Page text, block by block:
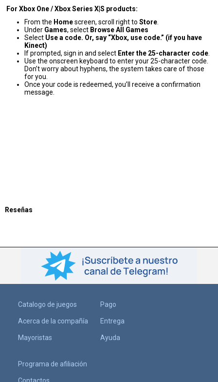
For Xbox One / Xbox Series X|S products:
From the Homescreen, scroll right to Store
Under Games, select Browse All Games
Select Use a code. Or, say “Xbox, use code.” (if you have
Kinect)
If prompted, sign in and select Enter the 25-character code
Use the onscreen keyboard to enter your 25-character code.
Don’t worry about hyphens, the system takes care of those
for you.
Once your code is redeemed, you’ll receive a confirmation
message.
Reseñas
Catalogo de juegos
Acerca de la compañía
Mayoristas
Pago
Entrega
Ayuda
Programa de afiliación
Contactos